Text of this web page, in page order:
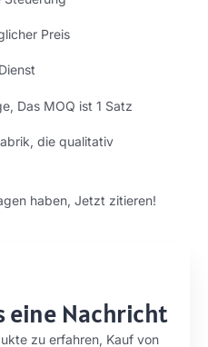
Preis
Das MOQ ist 1 Satz
die qualitativ
haben, Jetzt zitieren!
eine Nachricht
zu erfahren, Kauf von